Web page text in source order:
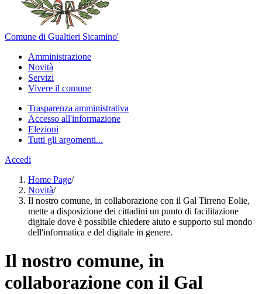
Comune di Gualtieri Sicamino'
Amministrazione
Novità
Servizi
Vivere il comune
Trasparenza amministrativa
Accesso all'informazione
Elezioni
Tutti gli argomenti...
Accedi
Home Page/
Novità/
Il nostro comune, in collaborazione con il Gal Tirreno Eolie,
mette a disposizione dei cittadini un punto di facilitazione
digitale dove è possibile chiedere aiuto e supporto sul mondo
dell'informatica e del digitale in genere.
Il nostro comune, in
collaborazione con il Gal